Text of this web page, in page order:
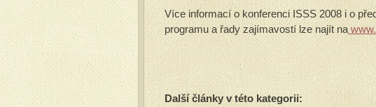
Více informací o konferenci ISSS 2008 i o
programu a řady zajímavostí lze najít na
Další články v této kategorii: